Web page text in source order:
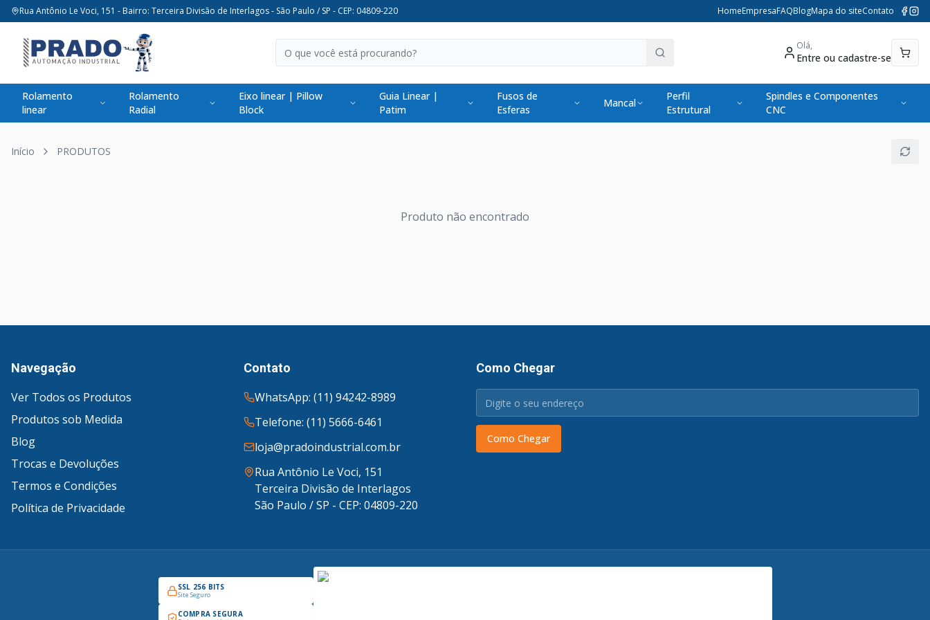
Rua Antônio Le Voci, 151 - Bairro: Terceira Divisão de Interlagos - São Paulo / SP - CEP: 04809-220 HomeEmpresaFAQBlogMapa do siteContato
Olá,
Entre ou cadastre-se
Rolamento
linear
Rolamento
Radial
Eixo linear | Pillow
Block
Guia Linear |
Patim
Fusos de
Esferas
Mancal
Perfil
Estrutural
Spindles e Componentes
CNC
Início PRODUTOS
Produto não encontrado
Navegação
Ver Todos os Produtos
Produtos sob Medida
Blog
Trocas e Devoluções
Termos e Condições
Política de Privacidade
Contato
WhatsApp: (11) 94242-8989
Telefone: (11) 5666-6461
loja@pradoindustrial.com.br
Rua Antônio Le Voci, 151
Terceira Divisão de Interlagos
São Paulo / SP - CEP: 04809-220
Como Chegar
Como Chegar
SSL 256 BITS
Site Seguro
COMPRA SEGURA